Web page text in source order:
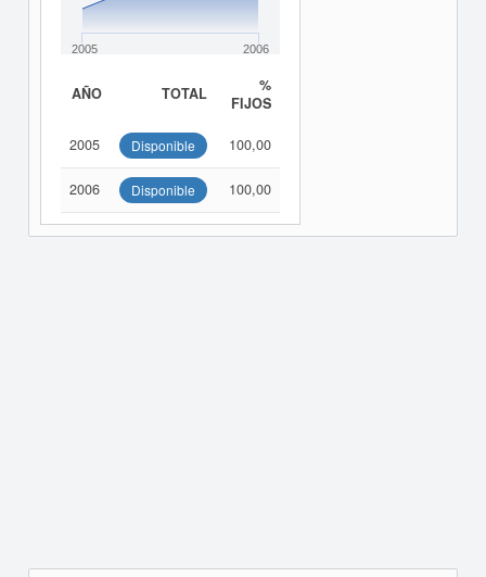
2005 2006
AÑO TOTAL
%
FIJOS
2005 Disponible 100,00
2006 Disponible 100,00